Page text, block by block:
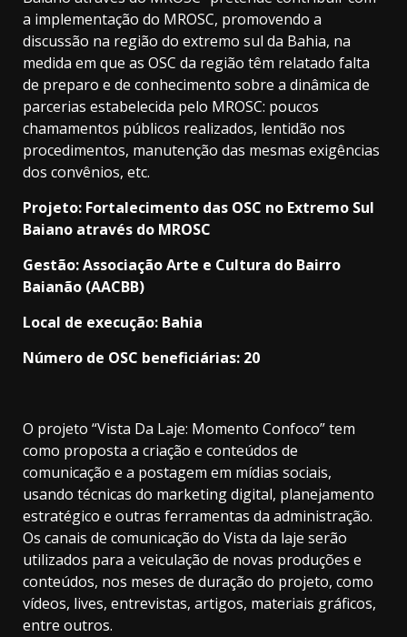
a implementação do MROSC, promovendo a
discussão na região do extremo sul da Bahia, na
medida em que as OSC da região têm relatado falta
de preparo e de conhecimento sobre a dinâmica de
parcerias estabelecida pelo MROSC: poucos
chamamentos públicos realizados, lentidão nos
procedimentos, manutenção das mesmas exigências
dos convênios, etc.
Projeto: Fortalecimento das OSC no Extremo Sul
Baiano através do MROSC
Gestão: Associação Arte e Cultura do Bairro
Baianão (AACBB)
Local de execução: Bahia
Número de OSC beneficiárias: 20
O projeto “Vista Da Laje: Momento Confoco” tem
como proposta a criação e conteúdos de
comunicação e a postagem em mídias sociais,
usando técnicas do marketing digital, planejamento
estratégico e outras ferramentas da administração.
Os canais de comunicação do Vista da laje serão
utilizados para a veiculação de novas produções e
conteúdos, nos meses de duração do projeto, como
vídeos, lives, entrevistas, artigos, materiais gráficos,
entre outros.